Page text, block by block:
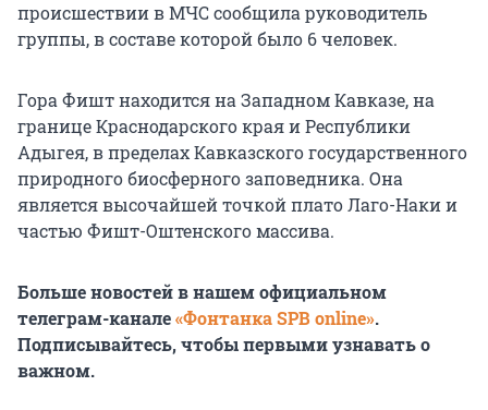
происшествии в МЧС сообщила руководитель
группы, в составе которой было 6 человек.
Гора Фишт находится на Западном Кавказе, на
границе Краснодарского края и Республики
Адыгея, в пределах Кавказского государственного
природного биосферного заповедника. Она
является высочайшей точкой плато Лаго-Наки и
частью Фишт-Оштенского массива.
Больше новостей в нашем официальном
телеграм-канале«Фонтанка SPB online».
Подписывайтесь, чтобы первыми узнавать о
важном.